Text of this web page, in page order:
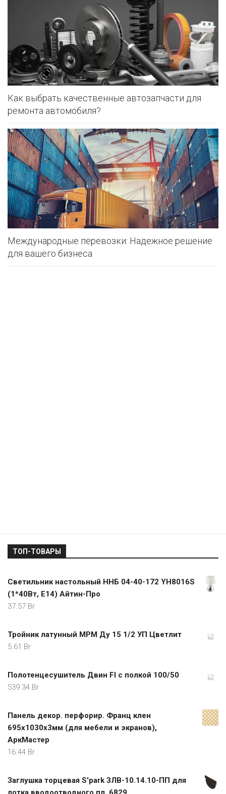
Как выбрать качественные автозапчасти для
ремонта автомобиля?
Международные перевозки: Надежное решение
для вашего бизнеса
ТОП-ТОВАРЫ
Светильник настольный ННБ 04-40-172 YH8016S
(1*40Вт, E14) Айтин-Про
37.57 Br
Тройник латунный МРМ Ду 15 1/2 УП Цветлит
5.61 Br
Полотенцесушитель Двин Fl с полкой 100/50
539.34 Br
Панель декор. перфорир. Франц клен
695х1030х3мм (для мебели и экранов),
АркМастер
16.44 Br
Заглушка торцевая S'park ЗЛВ-10.14.10-ПП для